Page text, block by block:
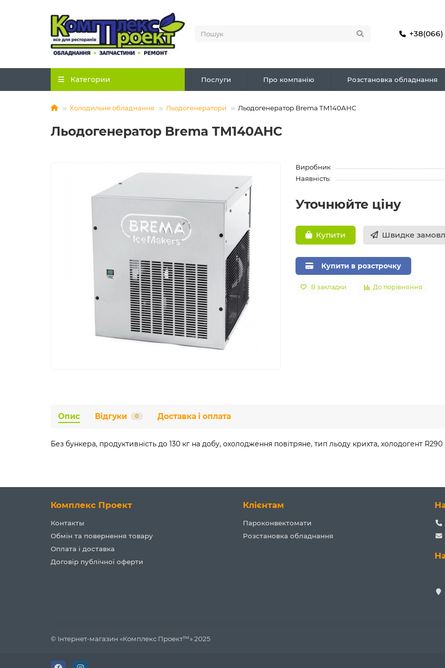
+38(066)
Категории Послуги Про компанію Розстановка обладнання
Холодильне обладнання Льодогенератори Льодогенератор Brema TM140AHC
Льодогенератор Brema TM140AHC
Виробник
Наявність:
Уточнюйте ціну
Купити Швидке
Купити в розстрочку
В закладки До порівняння
Опис Відгуки 0 Доставка і оплата
Без бункера, продуктивність до 130 кг на добу, охолодження повітряне, тип льоду крихта, холодогент R290
Комплекс Проект
Контакты
Обмін та повернення товару
Оплата і доставка
Договір публічної оферти
Клієнтам
Пароконвектомати
Розстановка обладнання
© Інтернет-магазин «Комплекс Проект™» 2025